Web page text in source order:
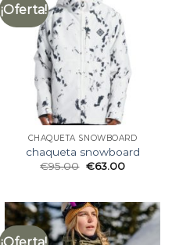
¡Oferta!
CHAQUETA SNOWBOARD
chaqueta snowboard
€95.00 €63.00